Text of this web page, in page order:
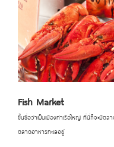
Fish Market
ขึ้นชื่อว่าเป็นเมืองท่าเรือใหญ่ ที่นี่ก็จะมีตล
ตลาดอาหารทะเลอยู่